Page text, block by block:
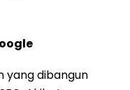
yang dibangun